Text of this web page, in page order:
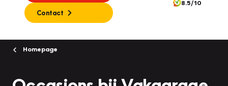
Contact
8.5/10
Homepage